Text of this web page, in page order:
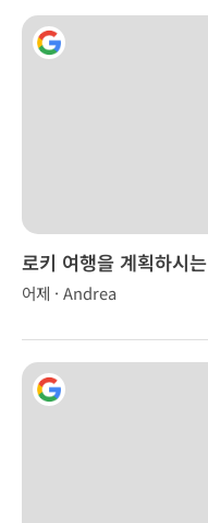
로키 여행을 계획하시
어제 · Andrea